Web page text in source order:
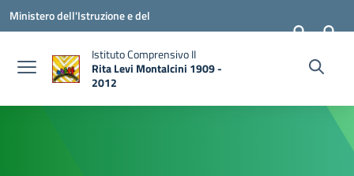
Vai ai contenuti
Vai al menu di navigazione
Vai al footer
Ministero dell'Istruzione e del
Istituto Comprensivo II
Rita Levi Montalcini 1909 -
2012